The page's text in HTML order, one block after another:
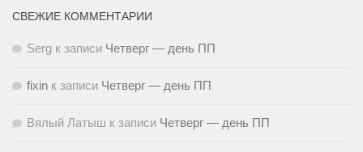
СВЕЖИЕ КОММЕНТАРИИ
Serg к записи Четверг — день ПП
fixin к записи Четверг — день ПП
Вялый Латыш к записи Четверг — день ПП